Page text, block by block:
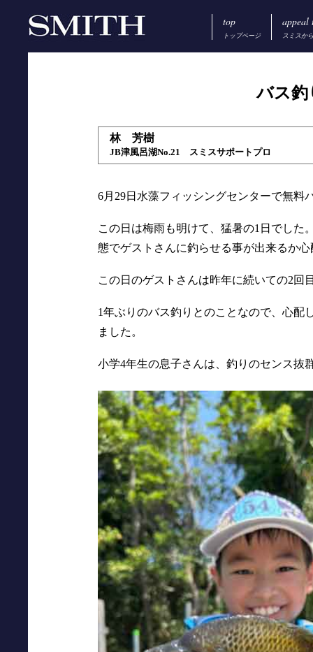
top
トップページ
appeal
スミスか
バス釣
林 芳樹
JB津風呂湖No.21 スミスサポートプロ
6月29日水藻フィッシングセンターで無料
この日は梅雨も明けて、猛暑の1日でした
態でゲストさんに釣らせる事が出来るか
この日のゲストさんは昨年に続いての2回
1年ぶりのバス釣りとのことなので、心配
ました。
小学4年生の息子さんは、釣りのセンス抜